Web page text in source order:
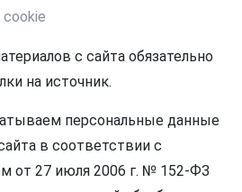
cookie
с сайта обязательно
на источник.
персональные данные
в соответствии с
от 27 июля 2006 г. № 152-ФЗ